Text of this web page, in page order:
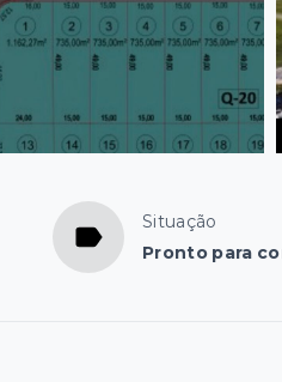
Situação
Pronto para